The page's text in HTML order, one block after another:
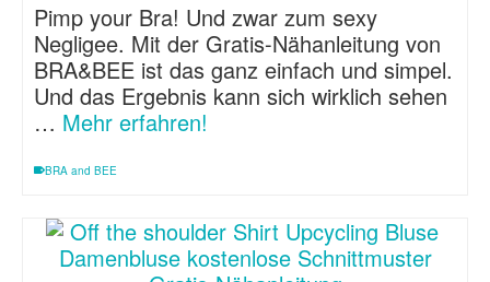
Pimp your Bra! Und zwar zum sexy
Negligee. Mit der Gratis-Nähanleitung von
BRA&BEE ist das ganz einfach und simpel.
Und das Ergebnis kann sich wirklich sehen
… Mehr erfahren!
BRA and BEE